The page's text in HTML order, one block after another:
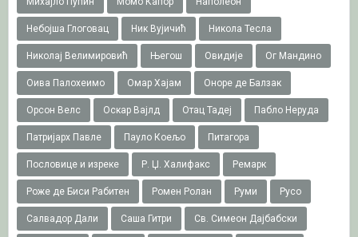
Небојша Глоговац Ник Вујичић Никола Тесла
Николај Велимировић Његош Овидије Ог Мандино
Оива Палохеимо Омар Хајам Оноре де Балзак
Орсон Велс Оскар Вајлд Отац Тадеј Пабло Неруда
Патријарх Павле Пауло Коељо Питагора
Пословице и изреке Р. Џ. Халифакс Ремарк
Роже де Биси Рабитен Ромен Ролан Руми Русо
Салвадор Дали Саша Гитри Св. Симеон Дајбабски